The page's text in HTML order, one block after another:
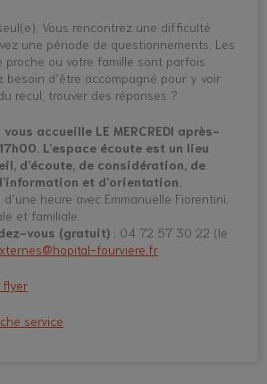
Vous rencontrez une difficulté
une période de questionnements, Les
proche ou votre famille sont parfois
besoin d’être accompagné pour y voir
recul, trouver des réponses ?
vous accueille LE MERCREDI après-
L’espace écoute est un lieu
d’écoute, de considération, de
et d’orientation.
heure avec Emmanuelle Fiorentini,
et familiale.
vous (gratuit) : 04 72 57 30 22 (le
fourviere.fr
flyer
service